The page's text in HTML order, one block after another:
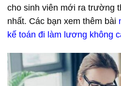
cho sinh viên mới ra trường
nhất. Các bạn xem thêm bài
kế toán đi làm lương không